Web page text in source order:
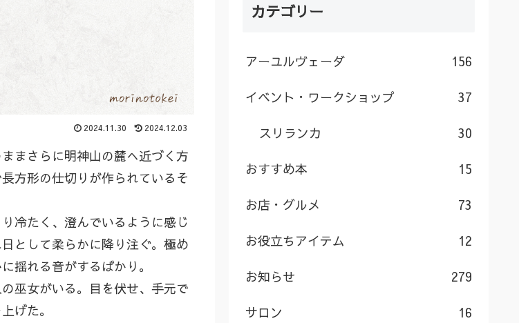
2024.11.30 2024.12.03
まさらに明神山の麓へ近づく方
方形の仕切りが作られているそ
冷たく、澄んでいるように感じ
として柔らかに降り注ぐ。極め
揺れる音がするばかり。
巫女がいる。目を伏せ、手元で
げた。
カテゴリー
アーユルヴェーダ 156
イベント・ワークショップ 37
スリランカ 30
おすすめ本 15
お店・グルメ 73
お役立ちアイテム 12
お知らせ 279
サロン 16